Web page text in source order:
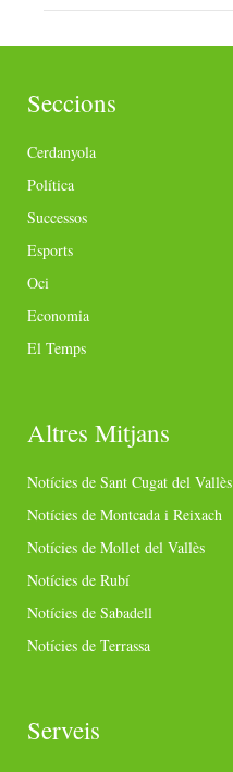
Seccions
Cerdanyola
Política
Successos
Esports
Oci
Economia
El Temps
Altres Mitjans
Notícies de Sant Cugat del Vallès
Notícies de Montcada i Reixach
Notícies de Mollet del Vallès
Notícies de Rubí
Notícies de Sabadell
Notícies de Terrassa
Serveis